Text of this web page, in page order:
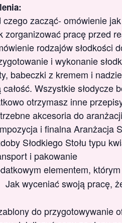
czego zacząć- omówienie
zorganizować pracę przed
rodzajów słodkości
i wykonanie
babeczki z kremem i
całość. Wszystkie słodycze
otrzymasz inne
akcesoria do
i finalna Aranżacja
Słodkiego Stołu typu
i pakowanie
elementem,
Jak wyceniać swoją pracę,
do przygotowywanie